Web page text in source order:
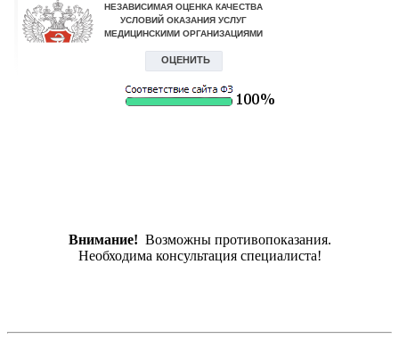
Внимание! Возможны противопоказания.
Необходима консультация специалиста!